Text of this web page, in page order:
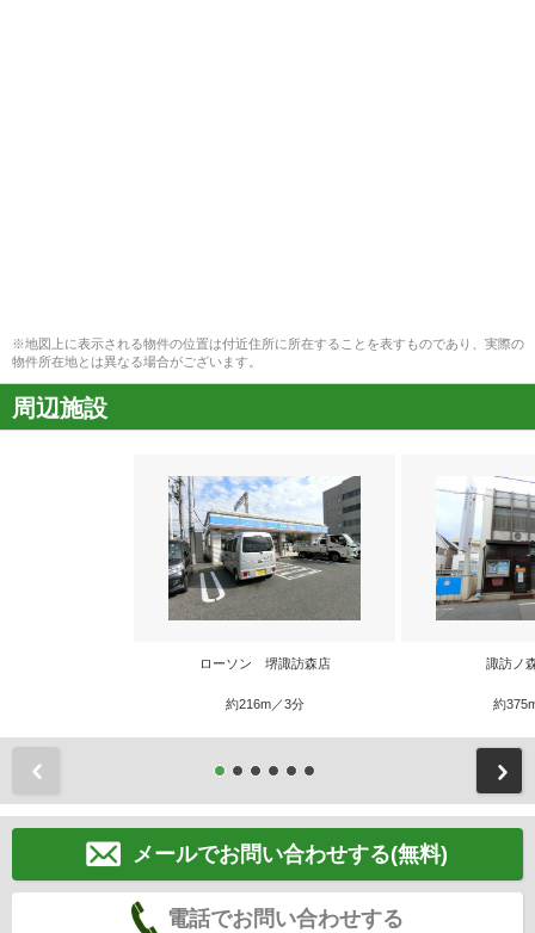
※地図上に表示される物件の位置は付近住所に所在することを表すものであり、実際の
物件所在地とは異なる場合がございます。
周辺施設
ローソン 堺諏訪森店
約216m／3分
諏訪ノ
約
メールでお問い合わせする(無料)
電話でお問い合わせする